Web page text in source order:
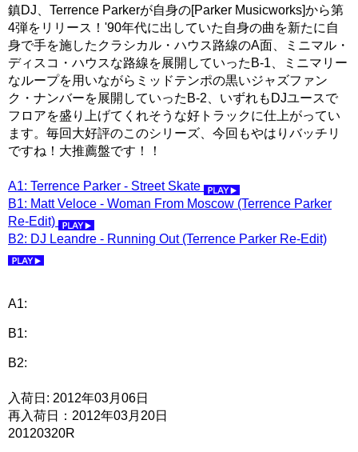
鎮DJ、Terrence Parkerが自身の[Parker Musicworks]から第
4弾をリリース！'90年代に出していた自身の曲を新たに自
身で手を施したクラシカル・ハウス路線のA面、ミニマル・
ディスコ・ハウスな路線を展開していったB-1、ミニマリー
なループを用いながらミッドテンポの黒いジャズファン
ク・ナンバーを展開していったB-2、いずれもDJユースで
フロアを盛り上げてくれそうな好トラックに仕上がってい
ます。毎回大好評のこのシリーズ、今回もやはりバッチリ
ですね！大推薦盤です！！
A1: Terrence Parker - Street Skate
B1: Matt Veloce - Woman From Moscow (Terrence Parker
Re-Edit)
B2: DJ Leandre - Running Out (Terrence Parker Re-Edit)
A1:
B1:
B2:
入荷日: 2012年03月06日
再入荷日：2012年03月20日
20120320R